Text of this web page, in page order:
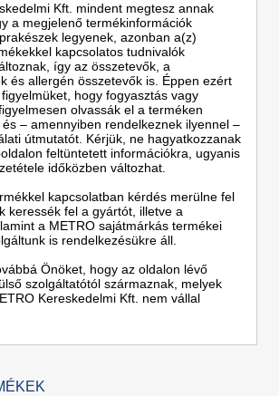
Kft. mindent megtesz annak
a megjelenő termékinformációk
legyenek, azonban a(z)
kapcsolatos tudnivalók
így az összetevők, a
és allergén összetevők is. Éppen ezért
hogy fogyasztás vagy
olvassák el a terméken
– amennyiben rendelkeznek ilyennel –
útmutatót. Kérjük, ne hagyatkozzanak
feltüntetett információkra, ugyanis
időközben változhat.
kapcsolatban kérdés merülne fel
keressék fel a gyártót, illetve a
a METRO sajátmárkás termékei
is rendelkezésükre áll.
Önöket, hogy az oldalon lévő
szolgáltatótól származnak, melyek
Kereskedelmi Kft. nem vállal